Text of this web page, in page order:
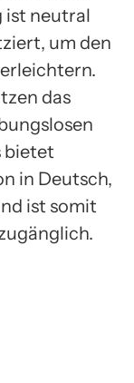
ist neutral
um den
das
bietet
in Deutsch,
ist somit